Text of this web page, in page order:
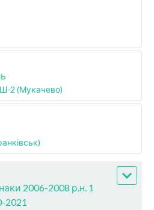
2 (Мукачево)
2006-2008 р.н. 1
2021